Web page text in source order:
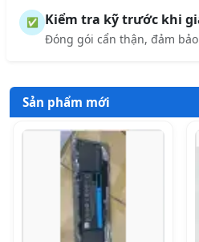
✅ Kiểm tra kỹ trước khi
Đóng gói cẩn thận, đảm
Sản phẩm mới